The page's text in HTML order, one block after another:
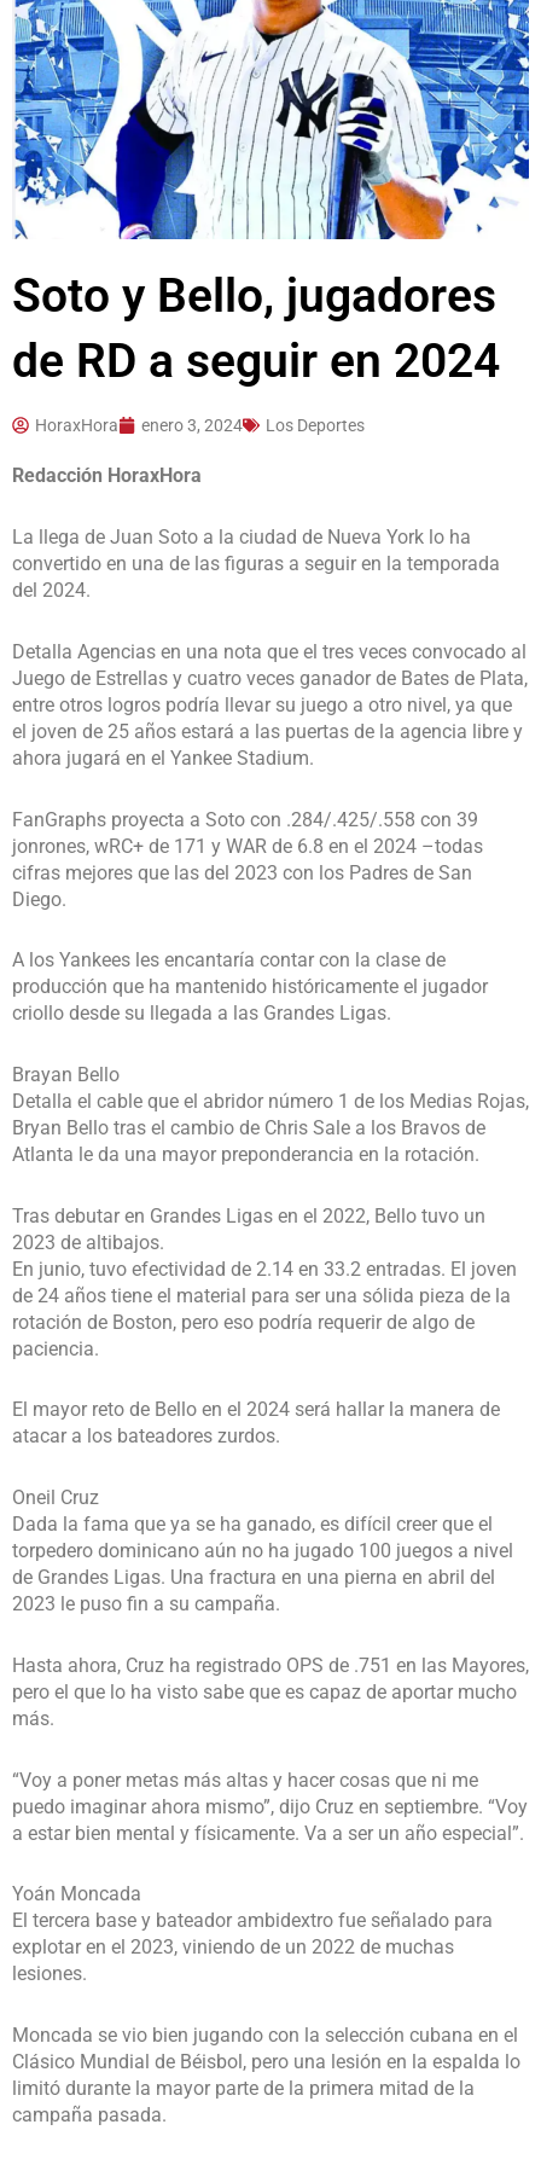
Soto y Bello, jugadores
de RD a seguir en 2024
HoraxHora enero 3, 2024 Los Deportes
Redacción HoraxHora
La llega de Juan Soto a la ciudad de Nueva York lo ha
convertido en una de las figuras a seguir en la temporada
del 2024.
Detalla Agencias en una nota que el tres veces convocado al
Juego de Estrellas y cuatro veces ganador de Bates de Plata,
entre otros logros podría llevar su juego a otro nivel, ya que
el joven de 25 años estará a las puertas de la agencia libre y
ahora jugará en el Yankee Stadium.
FanGraphs proyecta a Soto con .284/.425/.558 con 39
jonrones, wRC+ de 171 y WAR de 6.8 en el 2024 –todas
cifras mejores que las del 2023 con los Padres de San
Diego.
A los Yankees les encantaría contar con la clase de
producción que ha mantenido históricamente el jugador
criollo desde su llegada a las Grandes Ligas.
Brayan Bello
Detalla el cable que el abridor número 1 de los Medias Rojas,
Bryan Bello tras el cambio de Chris Sale a los Bravos de
Atlanta le da una mayor preponderancia en la rotación.
Tras debutar en Grandes Ligas en el 2022, Bello tuvo un
2023 de altibajos.
En junio, tuvo efectividad de 2.14 en 33.2 entradas. El joven
de 24 años tiene el material para ser una sólida pieza de la
rotación de Boston, pero eso podría requerir de algo de
paciencia.
El mayor reto de Bello en el 2024 será hallar la manera de
atacar a los bateadores zurdos.
Oneil Cruz
Dada la fama que ya se ha ganado, es difícil creer que el
torpedero dominicano aún no ha jugado 100 juegos a nivel
de Grandes Ligas. Una fractura en una pierna en abril del
2023 le puso fin a su campaña.
Hasta ahora, Cruz ha registrado OPS de .751 en las Mayores,
pero el que lo ha visto sabe que es capaz de aportar mucho
más.
“Voy a poner metas más altas y hacer cosas que ni me
puedo imaginar ahora mismo”, dijo Cruz en septiembre. “Voy
a estar bien mental y físicamente. Va a ser un año especial”.
Yoán Moncada
El tercera base y bateador ambidextro fue señalado para
explotar en el 2023, viniendo de un 2022 de muchas
lesiones.
Moncada se vio bien jugando con la selección cubana en el
Clásico Mundial de Béisbol, pero una lesión en la espalda lo
limitó durante la mayor parte de la primera mitad de la
campaña pasada.